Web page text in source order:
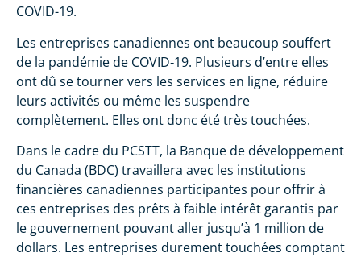
COVID-19.
Les entreprises canadiennes ont beaucoup souffert
de la pandémie de COVID‑19. Plusieurs d’entre elles
ont dû se tourner vers les services en ligne, réduire
leurs activités ou même les suspendre
complètement. Elles ont donc été très touchées.
Dans le cadre du PCSTT, la Banque de développement
du Canada (BDC) travaillera avec les institutions
financières canadiennes participantes pour offrir à
ces entreprises des prêts à faible intérêt garantis par
le gouvernement pouvant aller jusqu’à 1 million de
dollars. Les entreprises durement touchées comptant